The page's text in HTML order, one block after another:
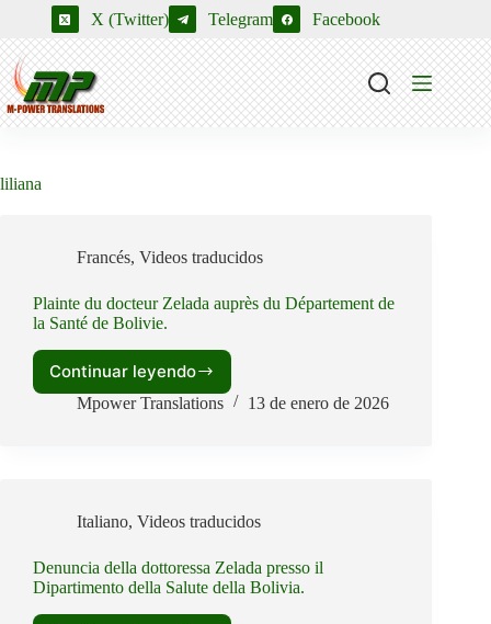
contenido
X (Twitter) Telegram Facebook
liliana
Francés, Videos traducidos
Plainte du docteur Zelada auprès du Département de
la Santé de Bolivie.
Continuar leyendo
Plainte
du
de
Santé
de
Bolivie.
Mpower Translations 13 de enero de 2026
Italiano, Videos traducidos
Denuncia della dottoressa Zelada presso il
Dipartimento della Salute della Bolivia.